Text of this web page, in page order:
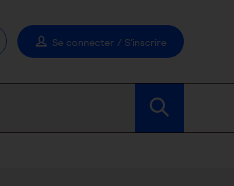
Se connecter / S'inscrire